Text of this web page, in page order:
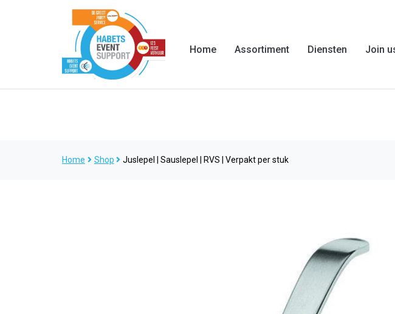
Home Assortiment Diensten Join
Home Shop Juslepel | Sauslepel | RVS | Verpakt per stuk